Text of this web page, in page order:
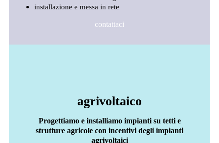
installazione e messa in rete
contattaci
agrivoltaico
Progettiamo e installiamo impianti su tetti e
strutture agricole con incentivi degli impianti
agrivoltaici